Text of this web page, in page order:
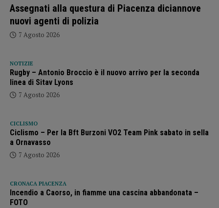
Assegnati alla questura di Piacenza diciannove
nuovi agenti di polizia
7 Agosto 2026
NOTIZIE
Rugby – Antonio Broccio è il nuovo arrivo per la seconda
linea di Sitav Lyons
7 Agosto 2026
CICLISMO
Ciclismo – Per la Bft Burzoni VO2 Team Pink sabato in sella
a Ornavasso
7 Agosto 2026
CRONACA PIACENZA
Incendio a Caorso, in fiamme una cascina abbandonata –
FOTO